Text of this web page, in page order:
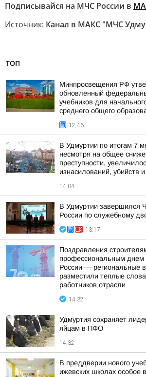
Подписывайся на МЧС России в
Источник: Канал в МАКС "МЧС
ТОП
Минпросвещения РФ
обновленный
учебников для
среднего общего
12:46
В Удмуртии по итогам 7
несмотря на общее
преступности,
изнасилований, убийств
14:04
В Удмуртии завершился
России по служебному
13:17
Поздравления
профессиональным днем
России — региональные
разместили теплые
работников отрасли
14:32
Удмуртия сохраняет
яйцам в ПФО
14:32
В преддверии нового
ижевских школах особое